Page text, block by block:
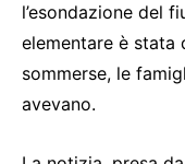
l’esondazione del
elementare è stata
sommerse, le
avevano.